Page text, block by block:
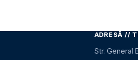
ADRESĂ //
Str. General